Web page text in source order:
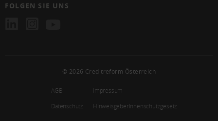
FOLGEN SIE UNS
© 2026 Creditreform Österreich
AGB
Impressum
Datenschutz
HinweisgeberInnenschutzgesetz